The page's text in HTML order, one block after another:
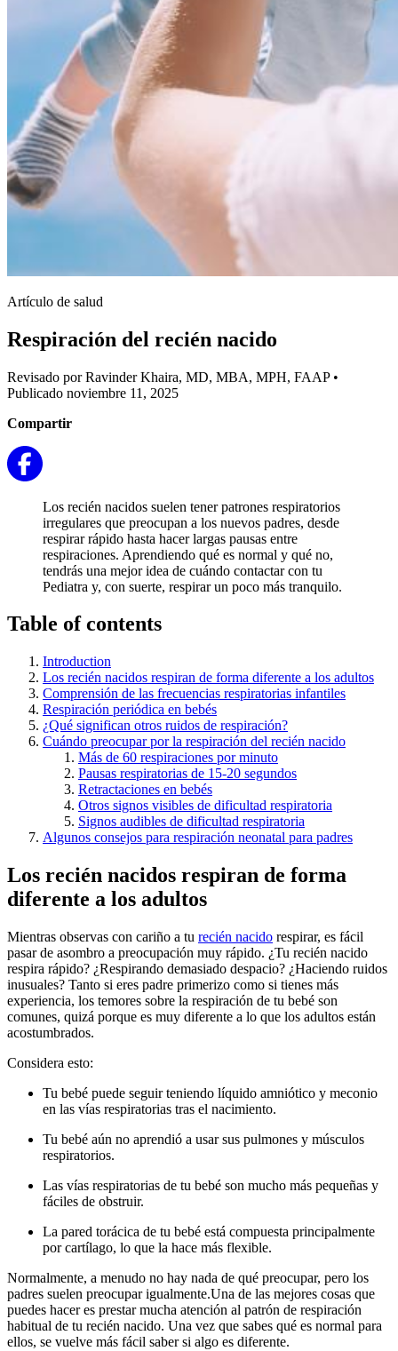
Artículo de salud
Respiración del recién nacido
Revisado por Ravinder Khaira, MD, MBA, MPH, FAAP •
Publicado noviembre 11, 2025
Compartir
Los recién nacidos suelen tener patrones respiratorios
irregulares que preocupan a los nuevos padres, desde
respirar rápido hasta hacer largas pausas entre
respiraciones. Aprendiendo qué es normal y qué no,
tendrás una mejor idea de cuándo contactar con tu
Pediatra y, con suerte, respirar un poco más tranquilo.
Table of contents
Introduction
Los recién nacidos respiran de forma diferente a los adultos
Comprensión de las frecuencias respiratorias infantiles
Respiración periódica en bebés
¿Qué significan otros ruidos de respiración?
Cuándo preocupar por la respiración del recién nacido
Más de 60 respiraciones por minuto
Pausas respiratorias de 15-20 segundos
Retractaciones en bebés
Otros signos visibles de dificultad respiratoria
Signos audibles de dificultad respiratoria
Algunos consejos para respiración neonatal para padres
Los recién nacidos respiran de forma
diferente a los adultos
Mientras observas con cariño a tu recién nacido respirar, es fácil
pasar de asombro a preocupación muy rápido. ¿Tu recién nacido
respira rápido? ¿Respirando demasiado despacio? ¿Haciendo ruidos
inusuales? Tanto si eres padre primerizo como si tienes más
experiencia, los temores sobre la respiración de tu bebé son
comunes, quizá porque es muy diferente a lo que los adultos están
acostumbrados.
Considera esto:
Tu bebé puede seguir teniendo líquido amniótico y meconio
en las vías respiratorias tras el nacimiento.
Tu bebé aún no aprendió a usar sus pulmones y músculos
respiratorios.
Las vías respiratorias de tu bebé son mucho más pequeñas y
fáciles de obstruir.
La pared torácica de tu bebé está compuesta principalmente
por cartílago, lo que la hace más flexible.
Normalmente, a menudo no hay nada de qué preocupar, pero los
padres suelen preocupar igualmente.Una de las mejores cosas que
puedes hacer es prestar mucha atención al patrón de respiración
habitual de tu recién nacido. Una vez que sabes qué es normal para
ellos, se vuelve más fácil saber si algo es diferente.